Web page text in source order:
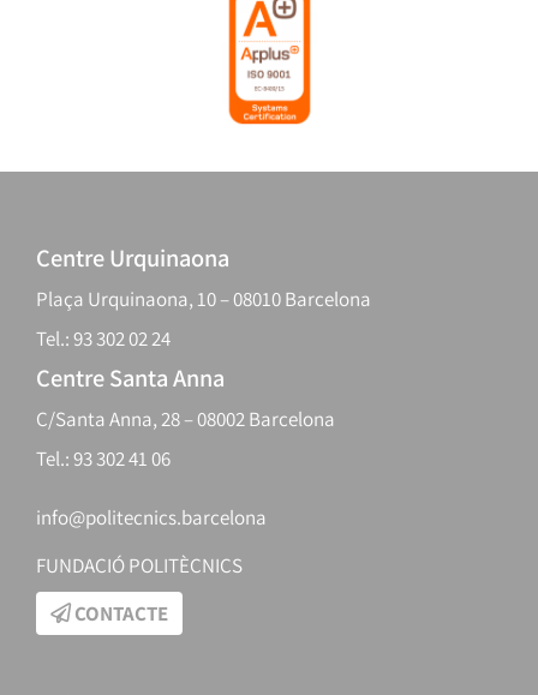
Centre Urquinaona
Plaça Urquinaona, 10 – 08010 Barcelona
Tel.: 93 302 02 24
Centre Santa Anna
C/Santa Anna, 28 – 08002 Barcelona
Tel.: 93 302 41 06
info@politecnics.barcelona
FUNDACIÓ POLITÈCNICS
CONTACTE